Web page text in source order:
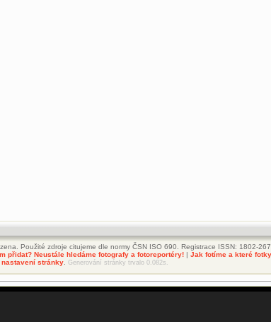
Použité zdroje citujeme dle normy ČSN ISO 690. Registrace ISSN: 1802-
přidat? Neustále hledáme fotografy a fotoreportéry! | Jak fotíme a které
nastavení stránky Generování stránky trvalo 0.082s.